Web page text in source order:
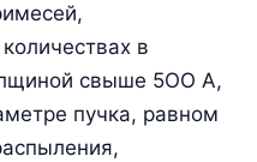
в
свыше 5ОО А,
пучка, равном